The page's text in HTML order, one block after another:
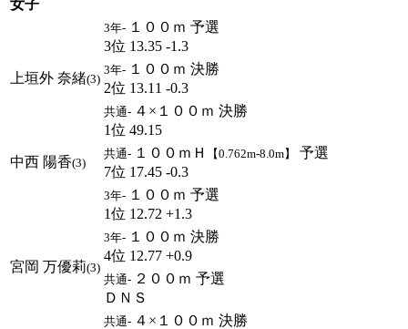
女子
上垣外 奈緒(3)
3年- １００ｍ 予選
3位 13.35 -1.3
3年- １００ｍ 決勝
2位 13.11 -0.3
共通- ４×１００ｍ 決勝
1位 49.15
中西 陽香(3)
共通- １００ｍＨ 【0.762m-8.0m】
予選
7位 17.45 -0.3
宮岡 万優莉(3)
3年- １００ｍ 予選
1位 12.72 +1.3
3年- １００ｍ 決勝
4位 12.77 +0.9
共通- ２００ｍ 予選
ＤＮＳ
共通- ４×１００ｍ 決勝